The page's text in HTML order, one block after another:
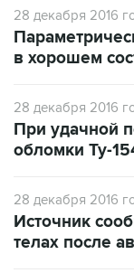
28 декабря 2016
в хорошем
28 декабря 2016
При удачной
обломки Ту-
28 декабря 2016
Источник
телах после